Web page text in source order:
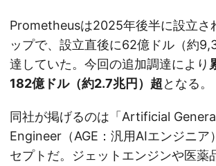
Prometheusは2025年後半に設立さ
ップで、設立直後に62億ドル（約
達していた。今回の追加調達により
182億ドル（約2.7兆円）超となる。
同社が掲げるのは「Artificial
Engineer（AGE：汎用AIエンジニア
セプトだ。ジェットエンジンや医薬